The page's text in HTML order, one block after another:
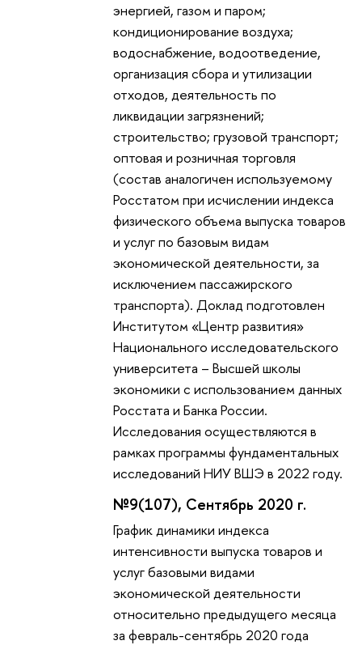
энергией, газом и паром;
кондиционирование воздуха;
водоснабжение, водоотведение,
организация сбора и утилизации
отходов, деятельность по
ликвидации загрязнений;
строительство; грузовой транспорт;
оптовая и розничная торговля
(состав аналогичен используемому
Росстатом при исчислении индекса
физического объема выпуска товаров
и услуг по базовым видам
экономической деятельности, за
исключением пассажирского
транспорта). Доклад подготовлен
Институтом «Центр развития»
Национального исследовательского
университета – Высшей школы
экономики с использованием данных
Росстата и Банка России.
Исследования осуществляются в
рамках программы фундаментальных
исследований НИУ ВШЭ в 2022 году.
№9(107), Сентябрь 2020 г.
График динамики индекса
интенсивности выпуска товаров и
услуг базовыми видами
экономической деятельности
относительно предыдущего месяца
за февраль-сентябрь 2020 года